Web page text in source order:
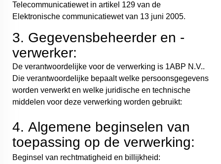
Telecommunicatiewet in artikel 129 van de
Elektronische communicatiewet van 13 juni 2005.
3. Gegevensbeheerder en -
verwerker:
De verantwoordelijke voor de verwerking is 1ABP N.V..
Die verantwoordelijke bepaalt welke persoonsgegevens
worden verwerkt en welke juridische en technische
middelen voor deze verwerking worden gebruikt:
4. Algemene beginselen van
toepassing op de verwerking:
Beginsel van rechtmatigheid en billijkheid: